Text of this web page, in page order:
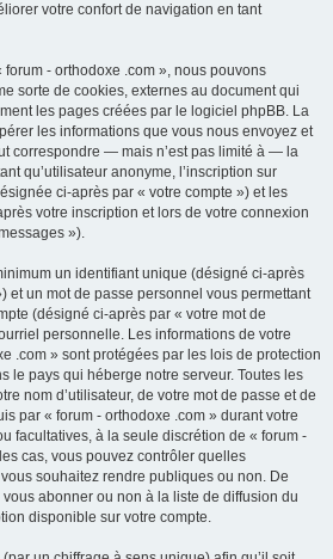
votre confort de navigation en tant
- orthodoxe .com », nous pouvons
sorte de cookies, externes au document qui
les pages créées par le logiciel phpBB. La
les informations que vous nous envoyez et
correspondre — mais n’est pas limité à — la
qu’utilisateur anonyme, l’inscription sur
ci-après par « votre compte ») et les
votre inscription et lors de votre connexion
»).
un identifiant unique (désigné ci-après
et un mot de passe personnel vous permettant
(désigné ci-après par « votre mot de
personnelle. Les informations de votre
.com » sont protégées par les lois de protection
le pays qui héberge notre serveur. Toutes les
nom d’utilisateur, de votre mot de passe et de
par « forum - orthodoxe .com » durant votre
facultatives, à la seule discrétion de « forum -
cas, vous pouvez contrôler quelles
souhaitez rendre publiques ou non. De
abonner ou non à la liste de diffusion du
disponible sur votre compte.